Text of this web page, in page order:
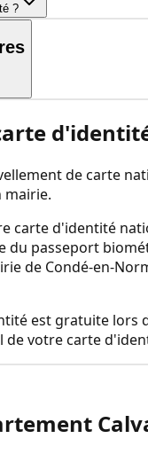
?
de carte
mairie.
carte d'identité
du passeport
de Condé-en-
est gratuite lors
de votre carte